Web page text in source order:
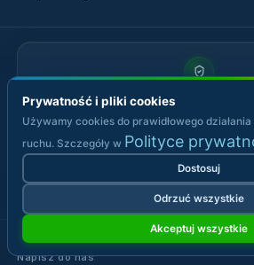
Prywatność i pliki cookies
Używamy cookies do prawidłowego
ruchu. Szczegóły w Polityce
Dostosuj
Odrzuć wszystkie
Akceptuj wszystkie